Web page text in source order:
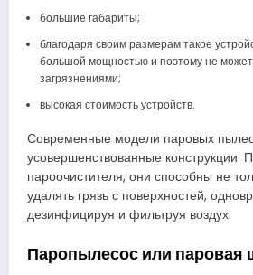
большие габариты;
благодаря своим размерам такое
большой мощностью и поэтому не может
загрязнениями;
высокая стоимость устройств.
Современные модели паровых
усовершенствованные конструкции.
пароочистителя, они способны не
удалять грязь с поверхностей,
дезинфицируя и фильтруя воздух.
Паропылесос или паровая